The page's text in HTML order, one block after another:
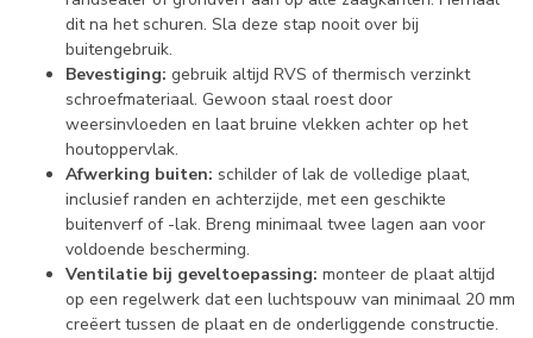
dit na het schuren. Sla deze stap nooit over bij
buitengebruik.
Bevestiging: gebruik altijd RVS of thermisch verzinkt
schroefmateriaal. Gewoon staal roest door
weersinvloeden en laat bruine vlekken achter op het
houtoppervlak.
Afwerking buiten: schilder of lak de volledige plaat,
inclusief randen en achterzijde, met een geschikte
buitenverf of -lak. Breng minimaal twee lagen aan voor
voldoende bescherming.
Ventilatie bij geveltoepassing: monteer de plaat altijd
op een regelwerk dat een luchtspouw van minimaal 20 mm
creëert tussen de plaat en de onderliggende constructie.